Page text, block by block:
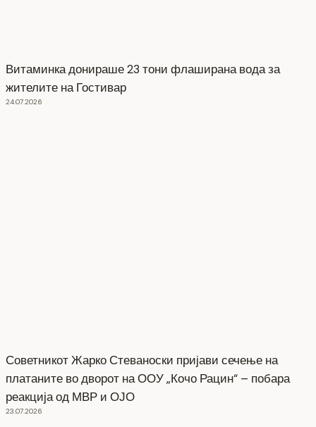
Витаминка донираше 23 тони флаширана вода за
жителите на Гостивар
24.07.2026
Советникот Жарко Стеваноски пријави сечење на
платаните во дворот на ООУ „Кочо Рацин“ – побара
реакција од МВР и ОЈО
23.07.2026